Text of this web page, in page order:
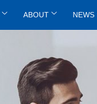
ABOUT NEWS